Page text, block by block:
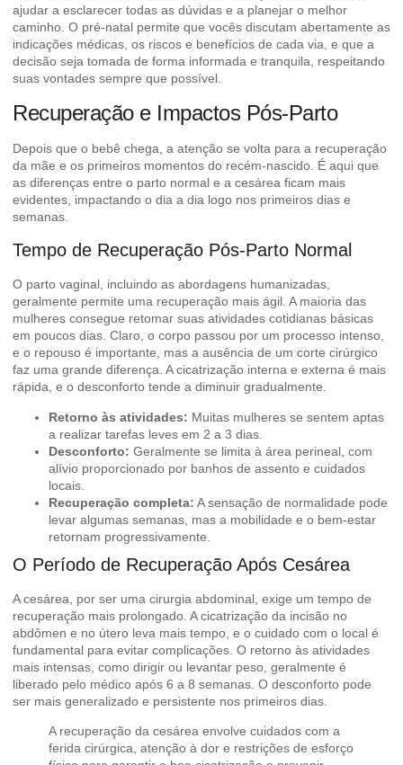
ajudar a esclarecer todas as dúvidas e a planejar o melhor
caminho. O pré-natal permite que vocês discutam abertamente as
indicações médicas, os riscos e benefícios de cada via, e que a
decisão seja tomada de forma informada e tranquila, respeitando
suas vontades sempre que possível.
Recuperação e Impactos Pós-Parto
Depois que o bebê chega, a atenção se volta para a recuperação
da mãe e os primeiros momentos do recém-nascido. É aqui que
as diferenças entre o parto normal e a cesárea ficam mais
evidentes, impactando o dia a dia logo nos primeiros dias e
semanas.
Tempo de Recuperação Pós-Parto Normal
O parto vaginal, incluindo as abordagens humanizadas,
geralmente permite uma recuperação mais ágil. A maioria das
mulheres consegue retomar suas atividades cotidianas básicas
em poucos dias. Claro, o corpo passou por um processo intenso,
e o repouso é importante, mas a ausência de um corte cirúrgico
faz uma grande diferença. A cicatrização interna e externa é mais
rápida, e o desconforto tende a diminuir gradualmente.
Retorno às atividades: Muitas mulheres se sentem aptas
a realizar tarefas leves em 2 a 3 dias.
Desconforto: Geralmente se limita à área perineal, com
alívio proporcionado por banhos de assento e cuidados
locais.
Recuperação completa: A sensação de normalidade pode
levar algumas semanas, mas a mobilidade e o bem-estar
retornam progressivamente.
O Período de Recuperação Após Cesárea
A cesárea, por ser uma cirurgia abdominal, exige um tempo de
recuperação mais prolongado. A cicatrização da incisão no
abdômen e no útero leva mais tempo, e o cuidado com o local é
fundamental para evitar complicações. O retorno às atividades
mais intensas, como dirigir ou levantar peso, geralmente é
liberado pelo médico após 6 a 8 semanas. O desconforto pode
ser mais generalizado e persistente nos primeiros dias.
A recuperação da cesárea envolve cuidados com a
ferida cirúrgica, atenção à dor e restrições de esforço